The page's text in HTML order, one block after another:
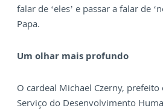
falar de ‘eles’ e passar a falar de
Papa.
Um olhar mais profundo
O cardeal Michael Czerny,
Serviço do Desenvolvimento